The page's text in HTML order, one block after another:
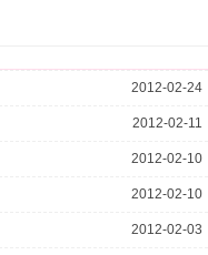
2012-02-24
2012-02-11
2012-02-10
2012-02-10
2012-02-03